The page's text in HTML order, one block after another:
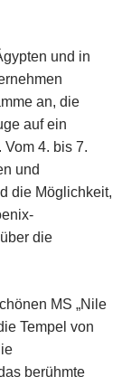
und in
an, die
auf ein
4. bis 7.
und
die Möglichkeit,
die
MS „Nile
Tempel von
berühmte